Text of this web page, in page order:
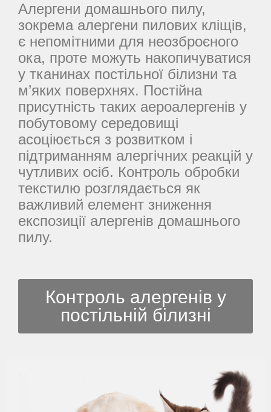
Алергени домашнього пилу,
зокрема алергени пилових кліщів,
є непомітними для неозброєного
ока, проте можуть накопичуватися
у тканинах постільної білизни та
м’яких поверхнях. Постійна
присутність таких аероалергенів у
побутовому середовищі
асоціюється з розвитком і
підтриманням алергічних реакцій у
чутливих осіб. Контроль обробки
текстилю розглядається як
важливий елемент зниження
експозиції алергенів домашнього
пилу.
Контроль алергенів у
постільній білизні